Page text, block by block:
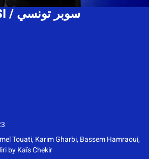
SUPER TOUNSI / سوبر تونسي
Touati, Karim Gharbi, Bassem Hamraoui,
byKaïs Chekir